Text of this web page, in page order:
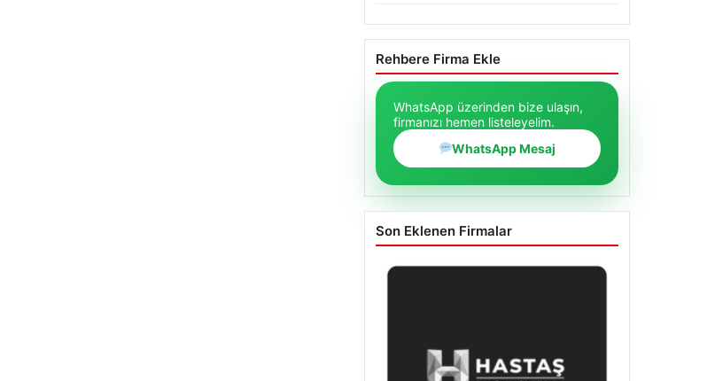
Rehbere Firma Ekle
WhatsApp üzerinden bize ulaşın,
firmanızı hemen listeleyelim.
WhatsApp Mesaj
Son Eklenen Firmalar